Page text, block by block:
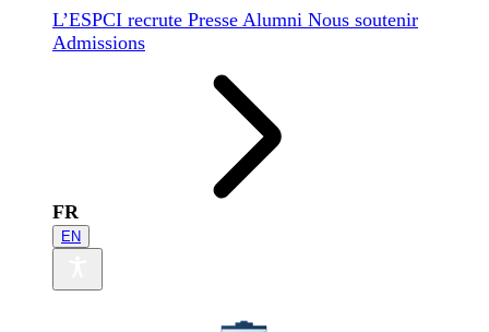
L’ESPCI recrute Presse Alumni Nous soutenir
Admissions
FR
EN